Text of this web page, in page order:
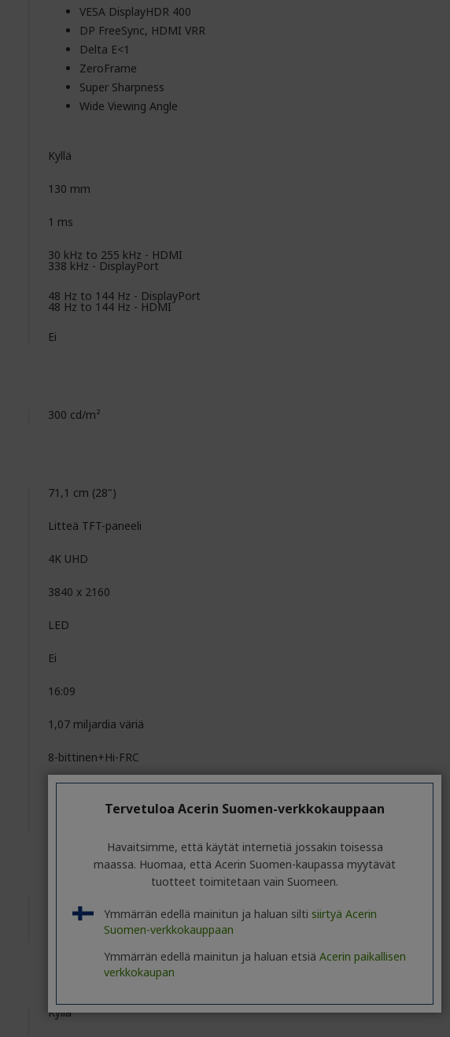
VESA DisplayHDR 400
DP FreeSync, HDMI VRR
Delta E<1
ZeroFrame
Super Sharpness
Wide Viewing Angle
Kyllä
130 mm
1 ms
30 kHz to 255 kHz - HDMI
338 kHz - DisplayPort
48 Hz to 144 Hz - DisplayPort
48 Hz to 144 Hz - HDMI
Ei
300 cd/m²
71,1 cm (28")
Litteä TFT-paneeli
4K UHD
3840 x 2160
LED
Ei
16:09
1,07 miljardia väriä
8-bittinen+Hi-FRC
Kyllä
Tervetuloa Acerin Suomen-verkkokauppaan
Havaitsimme, että käytät internetiä jossakin toisessa
maassa. Huomaa, että Acerin Suomen-kaupassa myytävät
tuotteet toimitetaan vain Suomeen.
Ymmärrän edellä mainitun ja haluan silti siirtyä Acerin
Suomen-verkkokauppaan
Ymmärrän edellä mainitun ja haluan etsiä Acerin paikallisen
verkkokaupan